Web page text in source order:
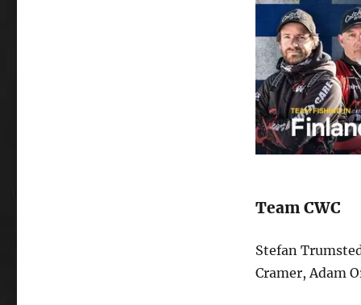
Team CWC
Stefan
Cramer, Adam